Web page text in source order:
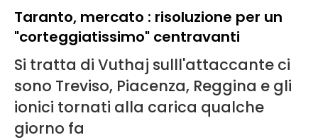
Taranto, mercato : risoluzione per un
"corteggiatissimo" centravanti
Si tratta di Vuthaj sulll'attaccante ci
sono Treviso, Piacenza, Reggina e gli
ionici tornati alla carica qualche
giorno fa